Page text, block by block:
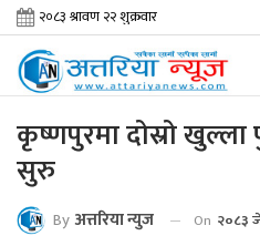
कृष्णपुरमा दोस्रो खुल्ला
सुरु
By अत्तरिया न्युज On २०८३